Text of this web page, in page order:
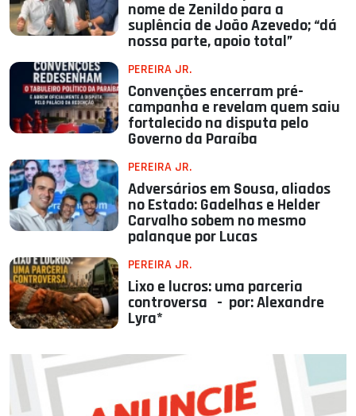
nome de Zenildo para a
suplência de João Azevedo; “dá
nossa parte, apoio total”
PEREIRA JR.
Convenções encerram pré-
campanha e revelam quem saiu
fortalecido na disputa pelo
Governo da Paraíba
PEREIRA JR.
Adversários em Sousa, aliados
no Estado: Gadelhas e Helder
Carvalho sobem no mesmo
palanque por Lucas
PEREIRA JR.
Lixo e lucros: uma parceria
controversa - por: Alexandre
Lyra*